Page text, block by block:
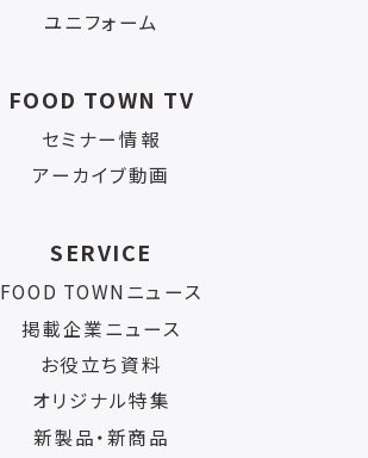
ユニフォーム
FOOD TOWN TV
セミナー情報
アーカイブ動画
SERVICE
FOOD TOWNニュース
掲載企業ニュース
お役立ち資料
オリジナル特集
新製品・新商品